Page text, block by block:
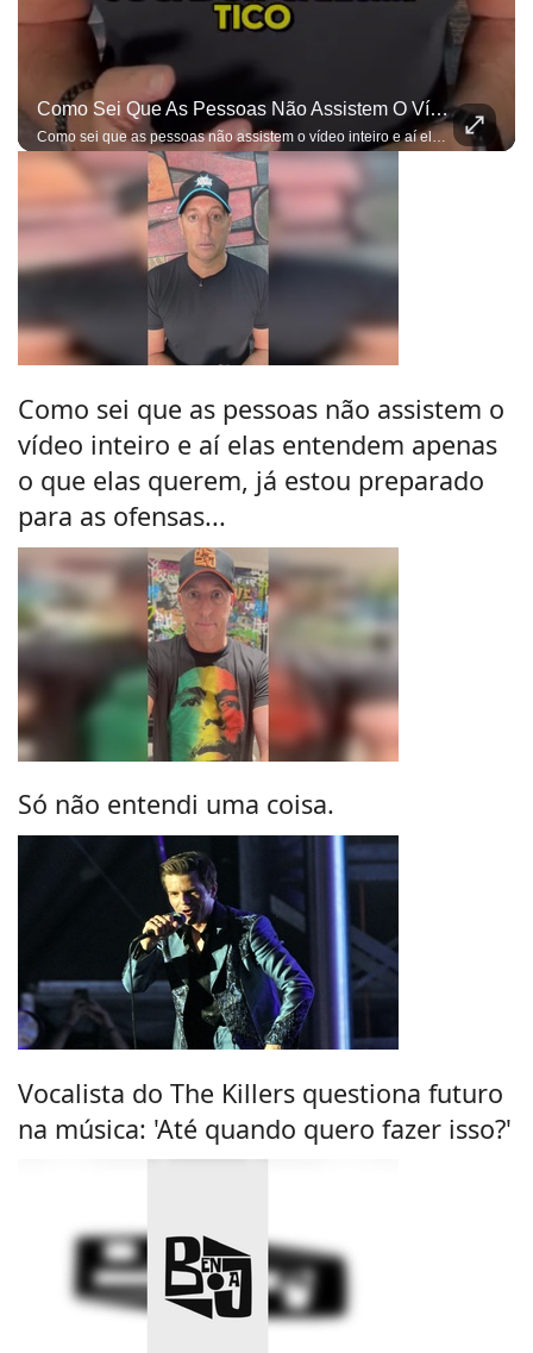
Como Sei Que As Pessoas Não Assistem O Vídeo Inteiro E Aí Elas Entendem Apenas O Que Elas Querem, Já Estou Preparado Para As Ofensas...
Como sei que as pessoas não assistem o vídeo inteiro e aí elas entendem apenas o que elas querem, já estou preparado para as ofensas e bobagens do gênero...
Como sei que as pessoas não assistem o
vídeo inteiro e aí elas entendem apenas
o que elas querem, já estou preparado
para as ofensas...
Só não entendi uma coisa.
Vocalista do The Killers questiona futuro
na música: 'Até quando quero fazer isso?'